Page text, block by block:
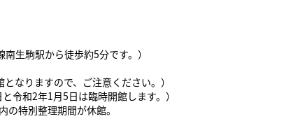
南生駒駅から徒歩約5分です。）
なりますので、ご注意ください。）
令和2年1月5日は臨時開館します。）
特別整理期間が休館。